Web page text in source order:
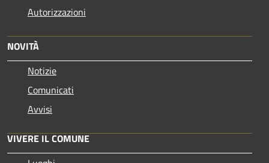
Autorizzazioni
NOVITÀ
Notizie
Comunicati
Avvisi
VIVERE IL COMUNE